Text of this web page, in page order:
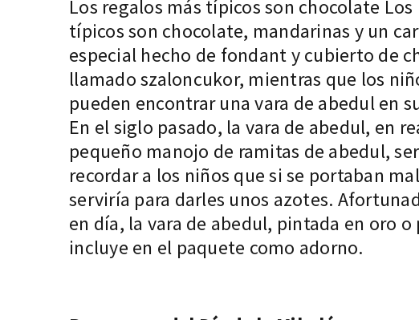
Los regalos más típicos son chocolate
típicos son chocolate, mandarinas y un
especial hecho de fondant y cubierto de
llamado szaloncukor, mientras que los
pueden encontrar una vara de abedul en
En el siglo pasado, la vara de abedul, en
pequeño manojo de ramitas de abedul,
recordar a los niños que si se portaban
serviría para darles unos azotes.
en día, la vara de abedul, pintada en oro o
incluye en el paquete como adorno.